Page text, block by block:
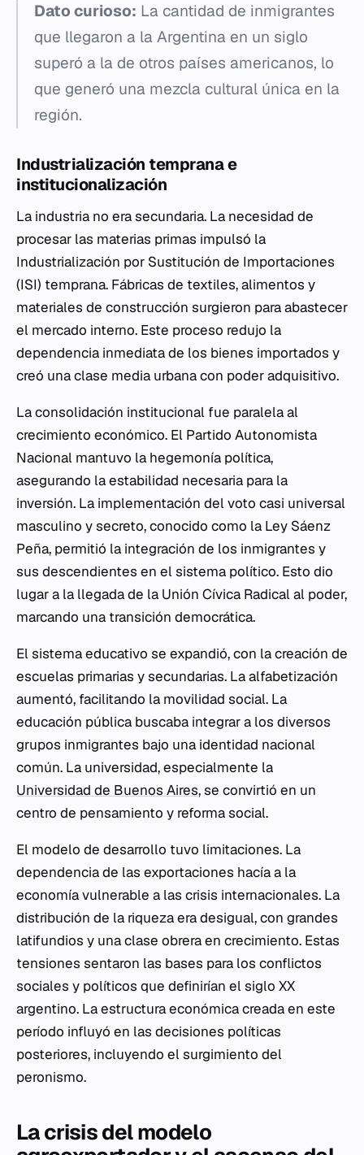
Dato curioso: La cantidad de inmigrantes
que llegaron a la Argentina en un siglo
superó a la de otros países americanos, lo
que generó una mezcla cultural única en la
región.
Industrialización temprana e
institucionalización
La industria no era secundaria. La necesidad de
procesar las materias primas impulsó la
Industrialización por Sustitución de Importaciones
(ISI) temprana. Fábricas de textiles, alimentos y
materiales de construcción surgieron para abastecer
el mercado interno. Este proceso redujo la
dependencia inmediata de los bienes importados y
creó una clase media urbana con poder adquisitivo.
La consolidación institucional fue paralela al
crecimiento económico. El Partido Autonomista
Nacional mantuvo la hegemonía política,
asegurando la estabilidad necesaria para la
inversión. La implementación del voto casi universal
masculino y secreto, conocido como la Ley Sáenz
Peña, permitió la integración de los inmigrantes y
sus descendientes en el sistema político. Esto dio
lugar a la llegada de la Unión Cívica Radical al poder,
marcando una transición democrática.
El sistema educativo se expandió, con la creación de
escuelas primarias y secundarias. La alfabetización
aumentó, facilitando la movilidad social. La
educación pública buscaba integrar a los diversos
grupos inmigrantes bajo una identidad nacional
común. La universidad, especialmente la
Universidad de Buenos Aires, se convirtió en un
centro de pensamiento y reforma social.
El modelo de desarrollo tuvo limitaciones. La
dependencia de las exportaciones hacía a la
economía vulnerable a las crisis internacionales. La
distribución de la riqueza era desigual, con grandes
latifundios y una clase obrera en crecimiento. Estas
tensiones sentaron las bases para los conflictos
sociales y políticos que definirían el siglo XX
argentino. La estructura económica creada en este
período influyó en las decisiones políticas
posteriores, incluyendo el surgimiento del
peronismo.
La crisis del modelo